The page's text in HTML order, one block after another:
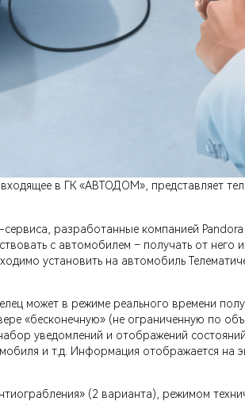
в ГК «АВТОДОМ», представляет
разработанные компанией
с автомобилем – получать от
установить на автомобиль
может в режиме реального времени
«бесконечную» (не ограниченную по
уведомлений и отображений
и т.д. Информация отображается на
(2 варианта), режимом